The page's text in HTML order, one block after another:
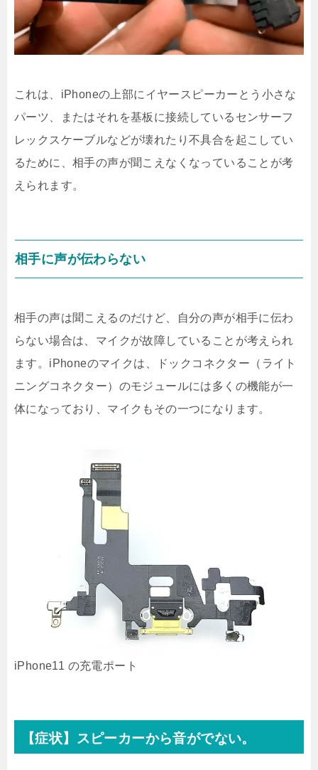
これは、iPhoneの上部にイヤースピーカーとう小さな
パーツ、またはそれを基板に接続しているセンサーフ
レックスケーブルなどが壊れたり不具合を起こしてい
るために、相手の声が聞こえなくなっていることが考
えられます。
相手に声が伝わらない
相手の声は聞こえるのだけど、自分の声が相手に伝わ
らない場合は、マイクが故障していることが考えられ
ます。iPhoneのマイクは、ドックコネクター（ライト
ニングコネクター）のモジュールには多くの機能が一
体になっており、マイクもその一つになります。
iPhone11 の充電ポート
【症状】スピーカーから音がでない。